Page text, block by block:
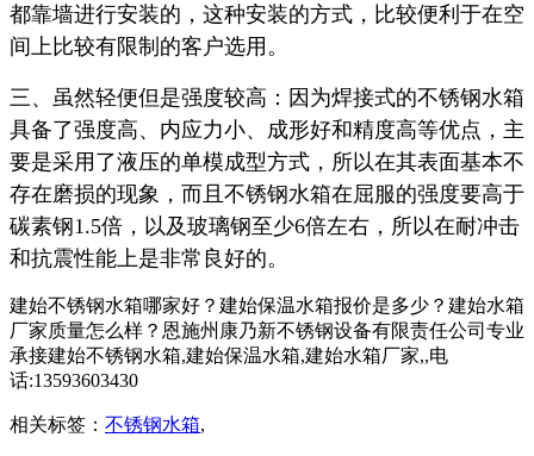
都靠墙进行安装的，这种安装的方式，比较便利于在空
间上比较有限制的客户选用。
三、虽然轻便但是强度较高：因为焊接式的不锈钢水箱
具备了强度高、内应力小、成形好和精度高等优点，主
要是采用了液压的单模成型方式，所以在其表面基本不
存在磨损的现象，而且不锈钢水箱在屈服的强度要高于
碳素钢1.5倍，以及玻璃钢至少6倍左右，所以在耐冲击
和抗震性能上是非常良好的。
建始不锈钢水箱哪家好？建始保温水箱报价是多少？建始水箱
厂家质量怎么样？恩施州康乃新不锈钢设备有限责任公司专业
承接建始不锈钢水箱,建始保温水箱,建始水箱厂家,,电
话:13593603430
相关标签： 不锈钢水箱,